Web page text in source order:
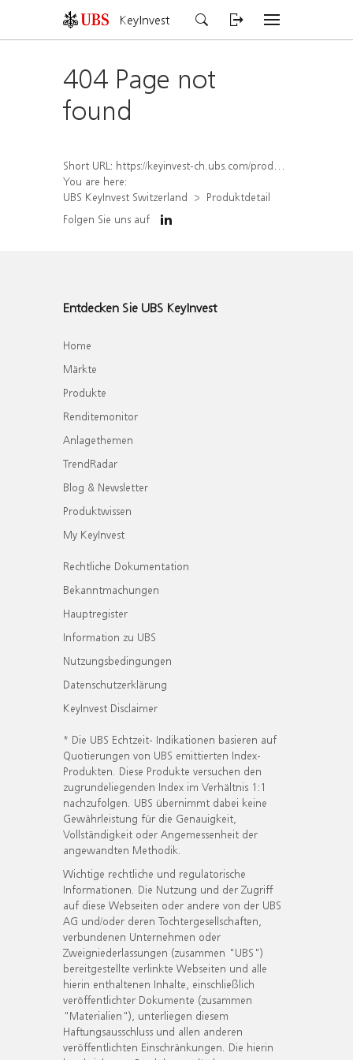
KeyInvest
404 Page not
found
Short URL: https://keyinvest-ch.ubs.com/produkt/detail/index/isin/CH1578792652
You are here:
UBS KeyInvest Switzerland
Produktdetail
Folgen Sie uns auf
Entdecken Sie UBS KeyInvest
Home
Märkte
Produkte
Renditemonitor
Anlagethemen
TrendRadar
Blog & Newsletter
Produktwissen
My KeyInvest
Rechtliche Dokumentation
Bekanntmachungen
Hauptregister
Information zu UBS
Nutzungsbedingungen
Datenschutzerklärung
KeyInvest Disclaimer
* Die UBS Echtzeit- Indikationen basieren auf
Quotierungen von UBS emittierten Index-
Produkten. Diese Produkte versuchen den
zugrundeliegenden Index im Verhältnis 1:1
nachzufolgen. UBS übernimmt dabei keine
Gewährleistung für die Genauigkeit,
Vollständigkeit oder Angemessenheit der
angewandten Methodik.
Wichtige rechtliche und regulatorische
Informationen. Die Nutzung und der Zugriff
auf diese Webseiten oder andere von der UBS
AG und/oder deren Tochtergesellschaften,
verbundenen Unternehmen oder
Zweigniederlassungen (zusammen "UBS")
bereitgestellte verlinkte Webseiten und alle
hierin enthaltenen Inhalte, einschließlich
veröffentlichter Dokumente (zusammen
"Materialien"), unterliegen diesem
Haftungsausschluss und allen anderen
veröffentlichten Einschränkungen. Die hierin